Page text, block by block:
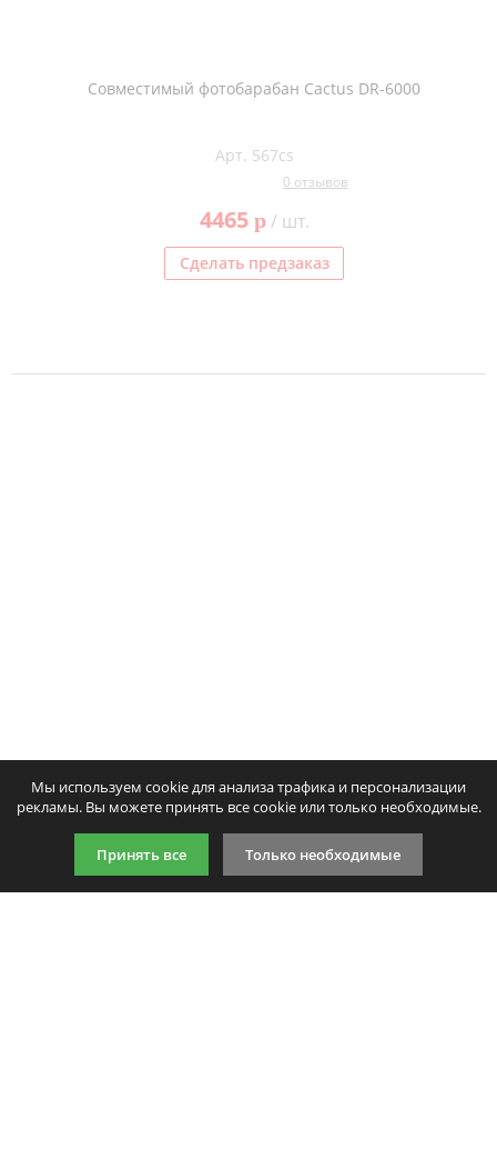
Совместимый фотобарабан Cactus DR-6000
Арт. 567cs
0 отзывов
4465 p/ шт.
Сделать предзаказ
Мы используем cookie для анализа трафика и персонализации
рекламы. Вы можете принять все cookie или только необходимые.
Принять все Только необходимые